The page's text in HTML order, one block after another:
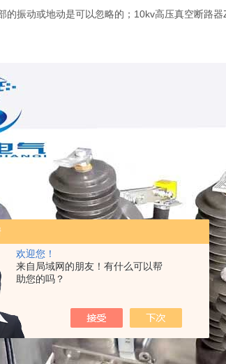
欢迎您！
来自局域网的朋友！有什么可以帮
助您的吗？
振动或地动是可以忽略的；10kv高压真空断路器